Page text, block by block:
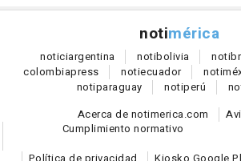
notimérica
noticiargentina notibolivia noti
colombiapress notiecuador noti
notiparaguay notiperú
Acerca de notimerica.com
Cumplimiento normativo